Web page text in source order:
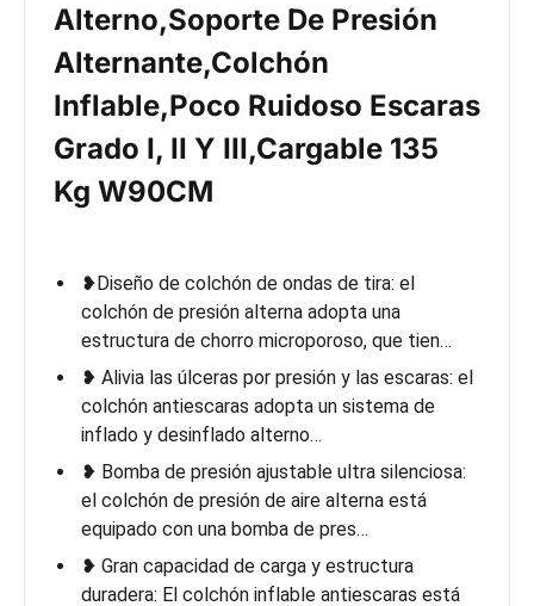
Alterno,Soporte De Presión
Alternante,Colchón
Inflable,Poco Ruidoso Escaras
Grado I, II Y III,Cargable 135
Kg W90CM
❥Diseño de colchón de ondas de tira: el
colchón de presión alterna adopta una
estructura de chorro microporoso, que tien…
❥ Alivia las úlceras por presión y las escaras: el
colchón antiescaras adopta un sistema de
inflado y desinflado alterno…
❥ Bomba de presión ajustable ultra silenciosa:
el colchón de presión de aire alterna está
equipado con una bomba de pres…
❥ Gran capacidad de carga y estructura
duradera: El colchón inflable antiescaras está